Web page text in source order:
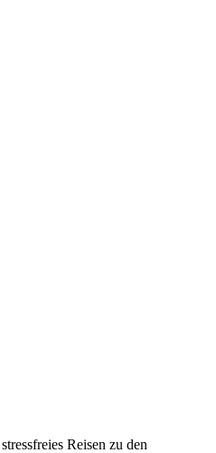
Reisen zu den